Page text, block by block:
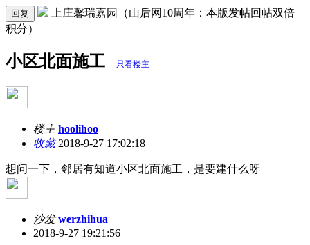
回复
上庄馨瑞嘉园（山后网10周年：本版发帖回帖双倍
积分）
小区北面施工 只看楼主
楼主 hoolihoo
收藏2018-9-27 17:02:18
想问一下，邻居有知道小区北面施工，是要建什么呀
沙发 werzhihua
2018-9-27 19:21:56